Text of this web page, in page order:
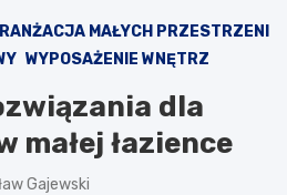
MAŁYCH PRZESTRZENI
WYPOSAŻENIE WNĘTRZ
dla
małej łazience
Gajewski